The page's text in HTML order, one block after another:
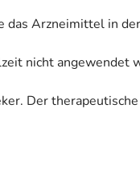
das Arzneimittel in
nicht angewendet
Der